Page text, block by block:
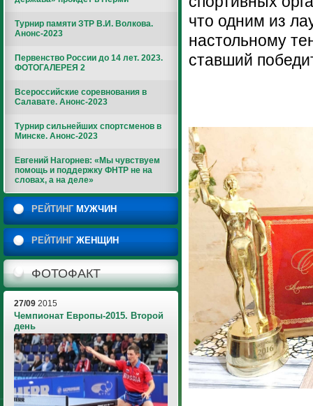
Турнир памяти ЗТР В.И. Волкова.
Анонс-2023
Первенство России до 14 лет. 2023.
ФОТОГАЛЕРЕЯ 2
Всероссийские соревнования в
Салавате. Анонс-2023
Турнир сильнейших спортсменов в
Минске. Анонс-2023
Евгений Нагорнев: «Мы чувствуем
помощь и поддержку ФНТР не на
словах, а на деле»
РЕЙТИНГ МУЖЧИН
РЕЙТИНГ ЖЕНЩИН
ФОТОФАКТ
27/09 2015
Чемпионат Европы-2015. Второй
день
что одним из
настольному
ставший